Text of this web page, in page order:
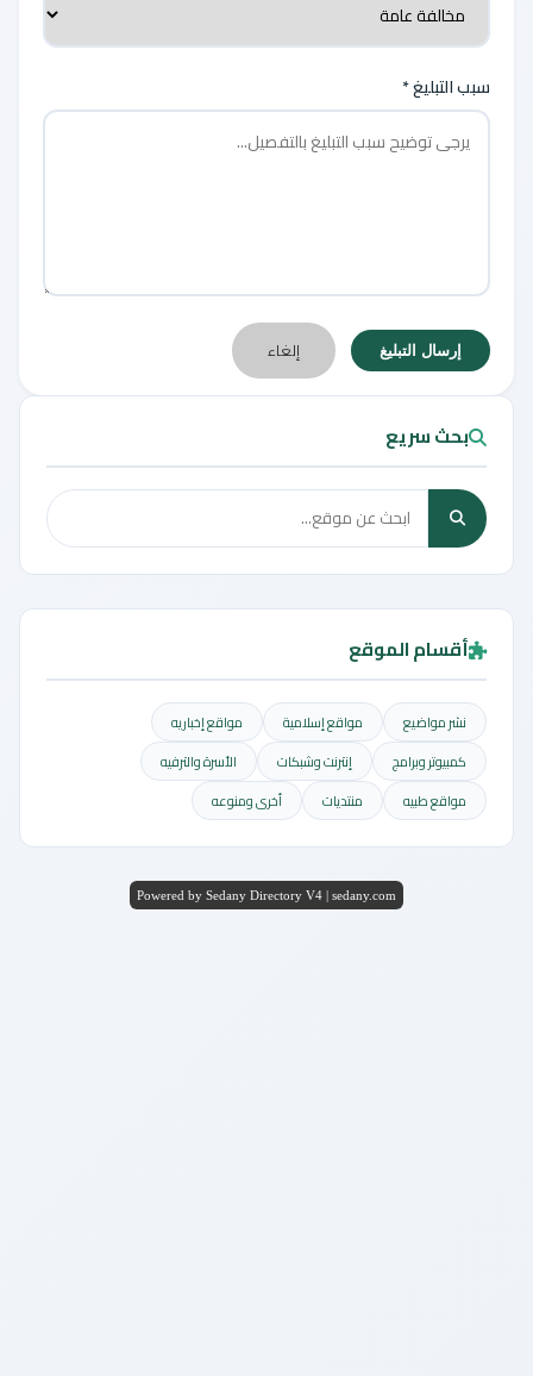
سبب التبليغ *
إرسال التبليغ إلغاء
بحث سريع
أقسام الموقع
نشر مواضيع مواقع إسلامية
مواقع إخباريه
كمبيوتر وبرامج
إنترنت وشبكات
الأسرة والترفيه
مواقع طبيه
منتديات أخرى ومنوعه
Powered by Sedany Directory V4 | sedany.com